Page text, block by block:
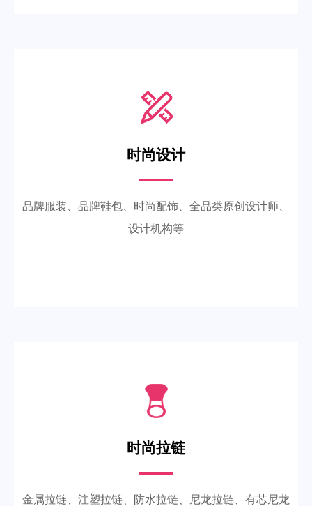
时尚设计
品牌服装、品牌鞋包、时尚配饰、全品类原创设计师、
设计机构等
时尚拉链
金属拉链、注塑拉链、防水拉链、尼龙拉链、有芯尼龙